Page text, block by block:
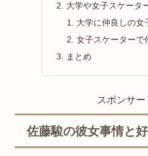
大学や女子スケータ
大学に仲良しの女
女子スケーターで
まとめ
スポンサー
佐藤駿の彼女事情と